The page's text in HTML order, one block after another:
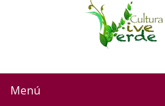
Menú